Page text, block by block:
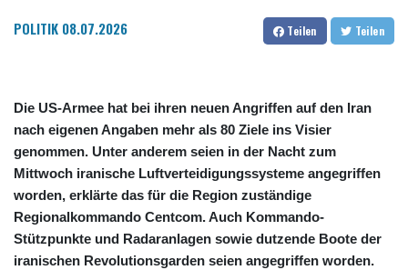
POLITIK 08.07.2026 Teilen Teilen
Die US-Armee hat bei ihren neuen Angriffen auf den Iran
nach eigenen Angaben mehr als 80 Ziele ins Visier
genommen. Unter anderem seien in der Nacht zum
Mittwoch iranische Luftverteidigungssysteme angegriffen
worden, erklärte das für die Region zuständige
Regionalkommando Centcom. Auch Kommando-
Stützpunkte und Radaranlagen sowie dutzende Boote der
iranischen Revolutionsgarden seien angegriffen worden.